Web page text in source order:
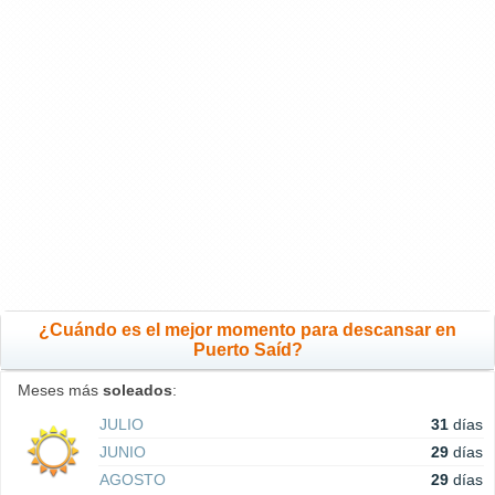
¿Cuándo es el mejor momento para descansar en
Puerto Saíd?
Meses más soleados:
JULIO
31 días
JUNIO
29 días
AGOSTO
29 días